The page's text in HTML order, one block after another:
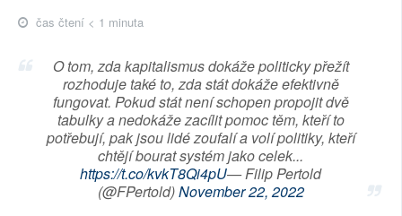
čas čtení < 1 minuta
O tom, zda kapitalismus dokáže politicky přežít
rozhoduje také to, zda stát dokáže efektivně
fungovat. Pokud stát není schopen propojit dvě
tabulky a nedokáže zacílit pomoc těm, kteří to
potřebují, pak jsou lidé zoufalí a volí politiky, kteří
chtějí bourat systém jako celek...
https://t.co/kvkT8Qi4pU— Filip Pertold
(@FPertold)November 22, 2022